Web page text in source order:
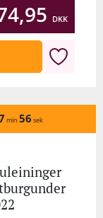
DKK
min 56 sek